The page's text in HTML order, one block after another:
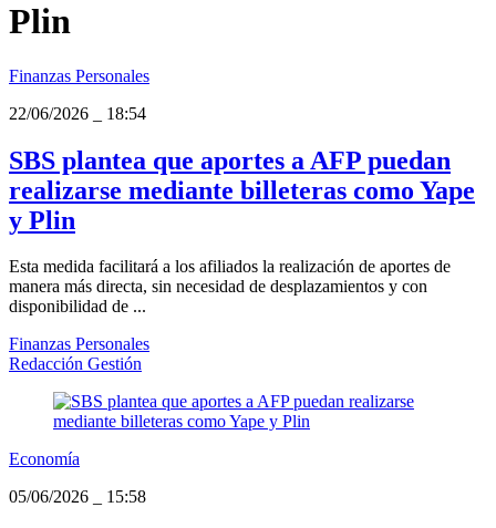
Plin
Finanzas Personales
22/06/2026
18:54
SBS plantea que aportes a AFP puedan
realizarse mediante billeteras como Yape
y Plin
Esta medida facilitará a los afiliados la realización de aportes de
manera más directa, sin necesidad de desplazamientos y con
disponibilidad de ...
Finanzas Personales
Redacción Gestión
Economía
05/06/2026
15:58